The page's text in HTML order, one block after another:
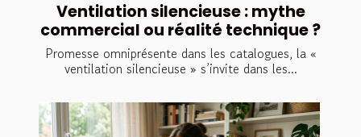
Ventilation silencieuse : mythe
commercial ou réalité technique ?
Promesse omniprésente dans les catalogues, la «
ventilation silencieuse » s’invite dans les...